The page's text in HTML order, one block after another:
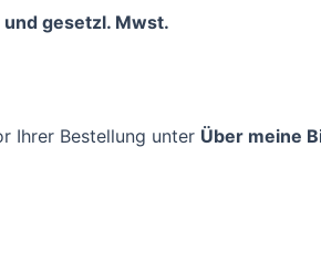
gesetzl. Mwst.
Ihrer Bestellung unter Über meine